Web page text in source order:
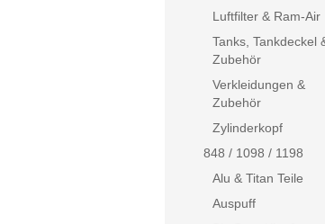
Luftfilter & Ram-Air
Tanks, Tankdeckel
Zubehör
Verkleidungen &
Zubehör
Zylinderkopf
848 / 1098 / 1198
Alu & Titan Teile
Auspuff